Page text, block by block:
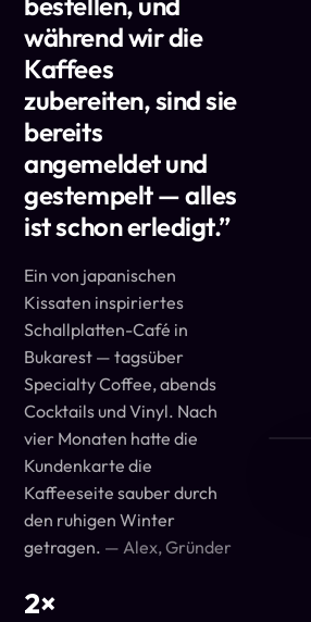
während wir die
Kaffees
zubereiten, sind sie
bereits
angemeldet und
gestempelt — alles
ist schon erledigt.”
Ein von japanischen
Kissaten inspiriertes
Schallplatten-Café in
Bukarest — tagsüber
Specialty Coffee, abends
Cocktails und Vinyl. Nach
vier Monaten hatte die
Kundenkarte die
Kaffeeseite sauber durch
den ruhigen Winter
getragen. — Alex, Gründer
2×